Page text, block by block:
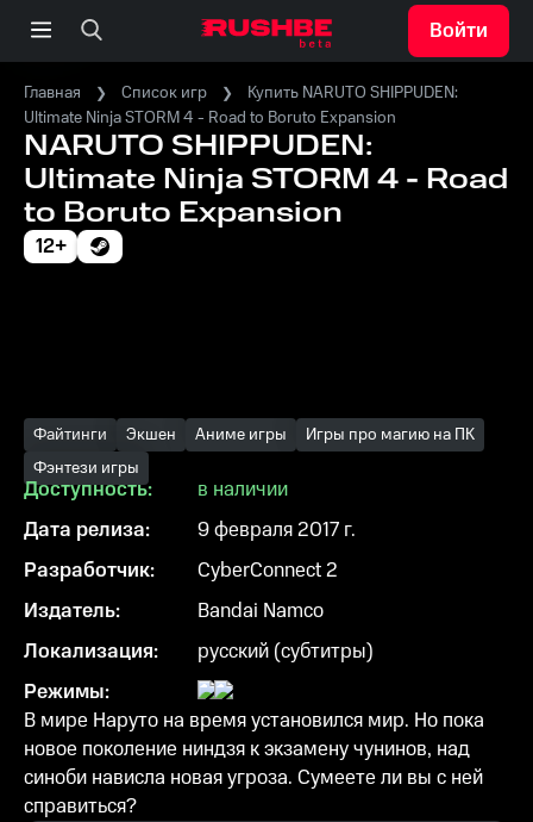
Войти
Главная Список игр
Купить NARUTO SHIPPUDEN:
Ultimate Ninja STORM 4 - Road to Boruto Expansion
NARUTO SHIPPUDEN:
Ultimate Ninja STORM 4 - Road
to Boruto Expansion
12+
Файтинги Экшен Аниме игры
Игры про магию на ПК
Фэнтези игры
Доступность:
в наличии
Дата релиза:
9 февраля 2017 г.
Разработчик:
CyberConnect 2
Издатель:
Bandai Namco
Локализация:
русский (субтитры)
Режимы:
В мире Наруто на время установился мир. Но пока
новое поколение ниндзя к экзамену чунинов, над
синоби нависла новая угроза. Сумеете ли вы с ней
справиться?